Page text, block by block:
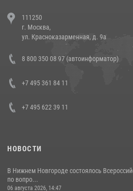
напавших на бригаду скорой помощи (видео)
14 июля 2026, 12:20
В Росгвардии прошла военно-научная
боевого опыта
111250
г. Москва,
ул. Красноказарменная, д. 9а
8 800 350 08 97 (автоинформатор)
+7 495 361 84 11
+7 495 622 39 11
НОВОСТИ
В Нижнем Новгороде состоялось
по вопро...
06 августа 2026, 14:47